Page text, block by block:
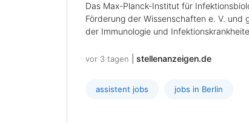
Das Max-Planck-Institut für
Förderung der Wissenschaften e. V.
der Immunologie und
vor 3 tagen stellenanzeigen.de
assistent jobs jobs in Berlin